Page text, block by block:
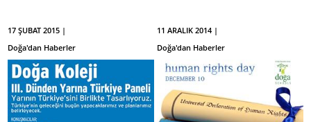
17 ŞUBAT 2015 |
Doğa'dan Haberler
11 ARALIK 2014 |
Doğa'dan Haberler